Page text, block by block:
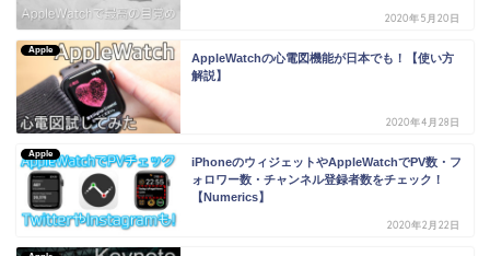
2020年5月20日
Apple
AppleWatchの心電図機能が日本でも！【使い方
解説】
2020年4月28日
Apple
iPhoneのウィジェットやAppleWatchでPV数・フ
ォロワー数・チャンネル登録者数をチェック！
【Numerics】
2020年2月22日